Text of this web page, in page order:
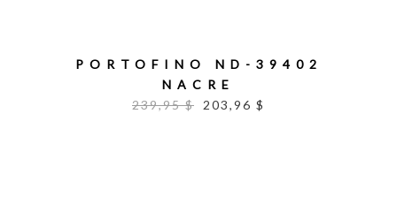
PORTOFINO ND-39402
NACRE
239,95 $
203,96 $